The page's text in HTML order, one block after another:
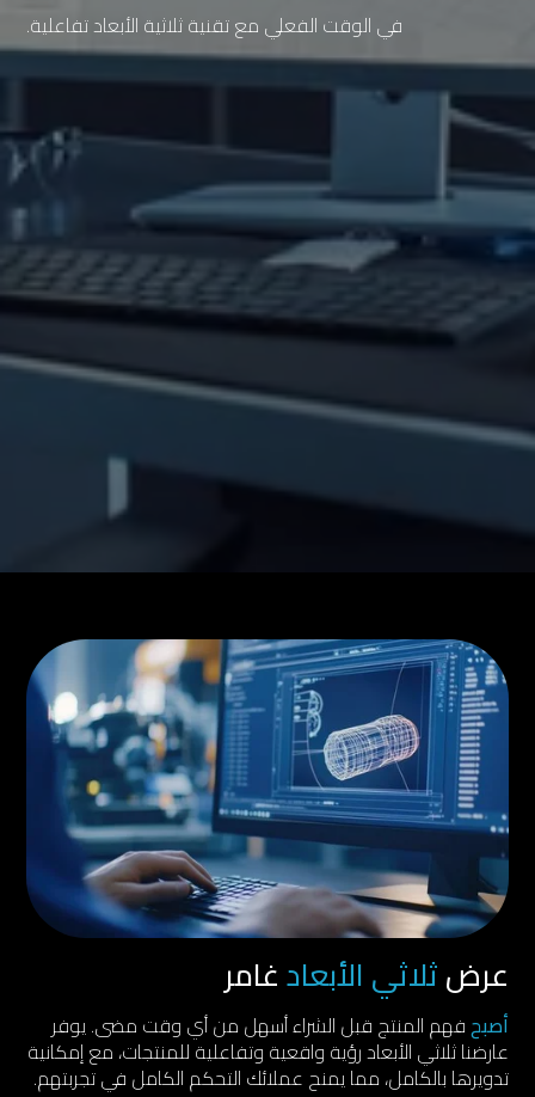
في الوقت الفعلي مع تقنية ثلاثية الأبعاد تفاعلية.
عرضثلاثي الأبعادغامر
أصبحفهم المنتج قبل الشراء أسهل من أي وقت مضى. يوفر
عارضنا ثلاثي الأبعاد رؤية واقعية وتفاعلية للمنتجات، مع إمكانية
تدويرها بالكامل، مما يمنح عملائك التحكم الكامل في تجربتهم.